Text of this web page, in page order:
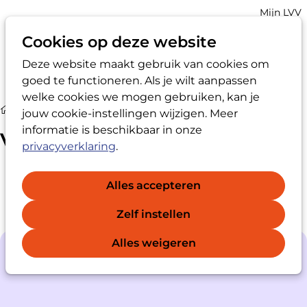
Cookies op deze website
Deze website maakt gebruik van cookies om
goed te functioneren. Als je wilt aanpassen
welke cookies we mogen gebruiken, kan je
jouw cookie-instellingen wijzigen. Meer
informatie is beschikbaar in onze
privacyverklaring.
Alles accepteren
Zelf instellen
Alles weigeren
Zoek
Account
Mijn LVV
Vertrouwenspersoon
Vertrouwenspersoon